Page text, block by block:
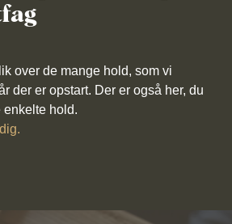
over de mange hold, som vi
der er opstart. Der er også her, du
enkelte hold.